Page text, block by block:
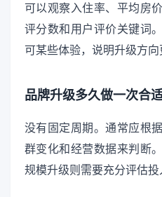
可以观察入住率、平均房
评分数和用户评价关键词
可某些体验，说明升级方向
品牌升级多久做一次合适
没有固定周期。通常应根
群变化和经营数据来判断
规模升级则需要充分评估投